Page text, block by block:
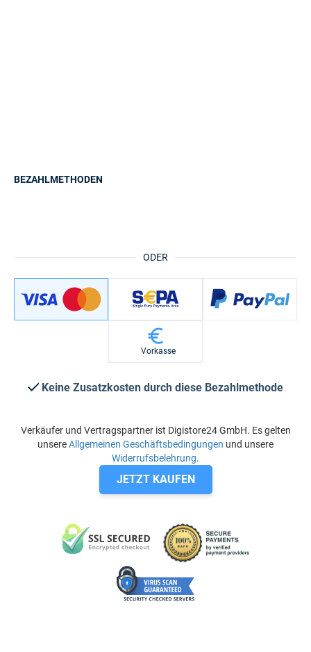
ODER
BEZAHLMETHODEN
Vorkasse
Keine Zusatzkosten durch diese Bezahlmethode
Verkäufer und Vertragspartner ist Digistore24 GmbH. Es gelten
unsereAllgemeinen Geschäftsbedingungen und unsere
Widerrufsbelehrung.
JETZT KAUFEN